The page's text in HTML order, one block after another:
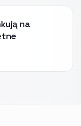
na